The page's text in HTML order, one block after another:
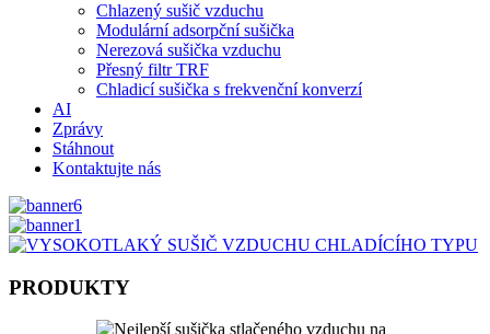
Chlazený sušič vzduchu
Modulární adsorpční sušička
Nerezová sušička vzduchu
Přesný filtr TRF
Chladicí sušička s frekvenční konverzí
AI
Zprávy
Stáhnout
Kontaktujte nás
PRODUKTY